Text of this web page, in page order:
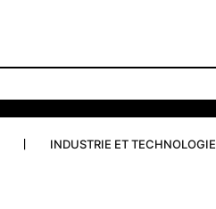
INDUSTRIE ET TECHNOLOGIE